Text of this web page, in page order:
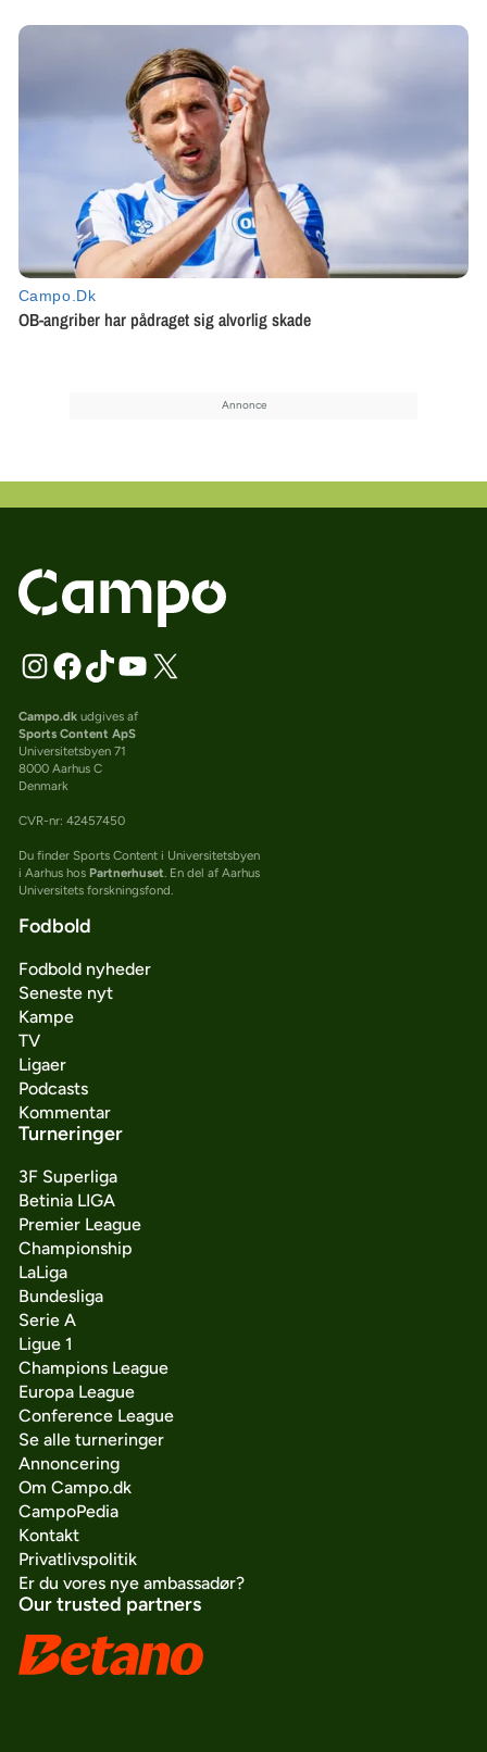
Campo.dkudgives af
Sports Content ApS
Universitetsbyen 71
8000 Aarhus C
Denmark
CVR-nr: 42457450
Du finder Sports Content i Universitetsbyen
i Aarhus hos Partnerhuset. En del af Aarhus
Universitets forskningsfond.
Fodbold
Fodbold nyheder
Seneste nyt
Kampe
TV
Ligaer
Podcasts
Kommentar
Turneringer
3F Superliga
Betinia LIGA
Premier League
Championship
LaLiga
Bundesliga
Serie A
Ligue 1
Champions League
Europa League
Conference League
Se alle turneringer
Annoncering
Om Campo.dk
CampoPedia
Kontakt
Privatlivspolitik
Er du vores nye ambassadør?
Our trusted partners